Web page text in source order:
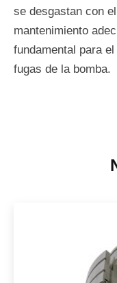
se desgastan con
mantenimiento
fundamental para
fugas de la bomba.